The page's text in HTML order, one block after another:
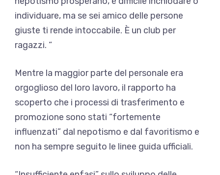
individuare, ma se sei amico delle persone
giuste ti rende intoccabile. È un club per
ragazzi. “
Mentre la maggior parte del personale era
orgoglioso del loro lavoro, il rapporto ha
scoperto che i processi di trasferimento e
promozione sono stati “fortemente
influenzati” dal nepotismo e dal favoritismo e
non ha sempre seguito le linee guida ufficiali.